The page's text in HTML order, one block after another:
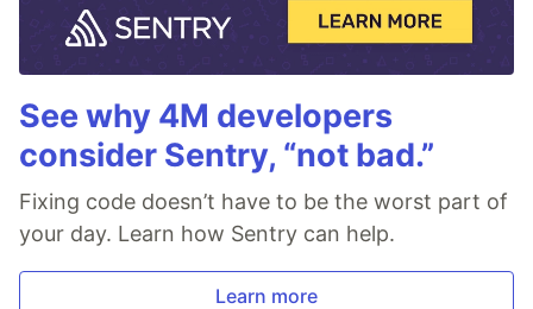
See why 4M developers
consider Sentry, “not bad.”
Fixing code doesn’t have to be the worst part of
your day. Learn how Sentry can help.
Learn more